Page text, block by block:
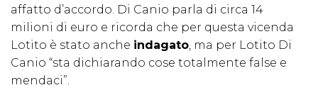
affatto d’accordo. Di Canio parla di circa 14
milioni di euro e ricorda che per questa vicenda
Lotito è stato anche indagato, ma per Lotito Di
Canio “sta dichiarando cose totalmente false e
mendaci”.